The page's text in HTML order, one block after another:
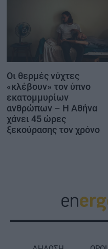
Οι θερμές νύχτες
«κλέβουν» τον ύπνο
εκατομμυρίων
ανθρώπων – Η Αθήνα
χάνει 45 ώρες
ξεκούρασης τον χρόνο